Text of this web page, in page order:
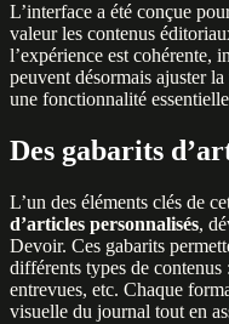
L’interface a été conçue
valeur les contenus
l’expérience est cohérente,
peuvent désormais ajuster
une fonctionnalité
Des gabarits
L’un des éléments clés de
d’articles personnalisés,
Devoir. Ces gabarits
différents types de
entrevues, etc. Chaque
visuelle du journal tout en